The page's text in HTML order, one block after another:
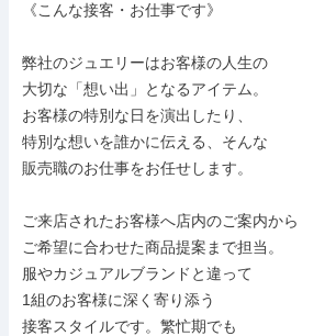
《こんな接客・お仕事です》
弊社のジュエリーはお客様の人生の
大切な「想い出」となるアイテム。
お客様の特別な日を演出したり、
特別な想いを誰かに伝える、そんな
販売職のお仕事をお任せします。
ご来店されたお客様へ店内のご案内から
ご希望に合わせた商品提案まで担当。
服やカジュアルブランドと違って
1組のお客様に深く寄り添う
接客スタイルです。繁忙期でも